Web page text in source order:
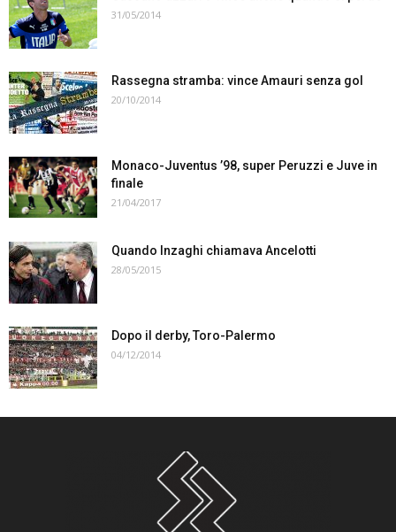
31/05/2014
Rassegna stramba: vince Amauri senza gol
20/10/2014
Monaco-Juventus ’98, super Peruzzi e Juve in
finale
21/04/2017
Quando Inzaghi chiamava Ancelotti
28/05/2015
Dopo il derby, Toro-Palermo
04/12/2014